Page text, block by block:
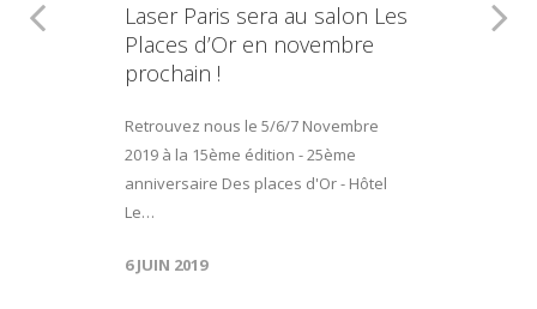
Laser Paris sera au salon Les
Places d’Or en novembre
prochain !
Retrouvez nous le 5/6/7 Novembre
2019 à la 15ème édition - 25ème
anniversaire Des places d'Or - Hôtel
Le…
6 JUIN 2019